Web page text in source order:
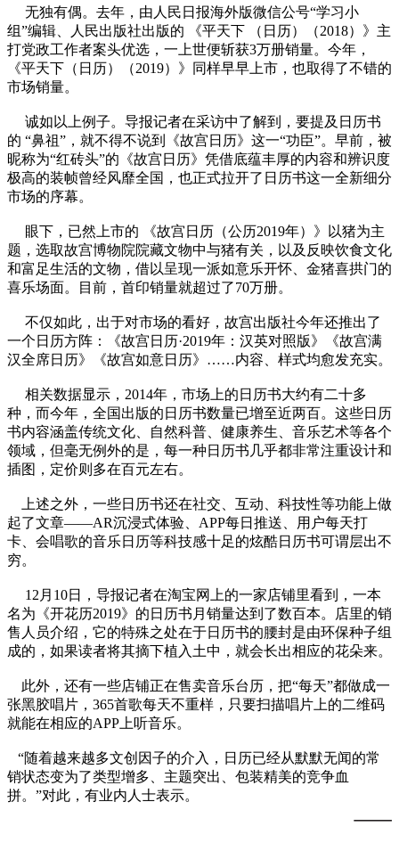
无独有偶。去年，由人民日报海外版微信公号“学习小
组”编辑、人民出版社出版的 《平天下 （日历）（2018）》主
打党政工作者案头优选，一上世便斩获3万册销量。今年，
《平天下（日历）（2019）》同样早早上市，也取得了不错的
市场销量。
诚如以上例子。导报记者在采访中了解到，要提及日历书
的 “鼻祖”，就不得不说到《故宫日历》这一“功臣”。早前，被
昵称为“红砖头”的《故宫日历》凭借底蕴丰厚的内容和辨识度
极高的装帧曾经风靡全国，也正式拉开了日历书这一全新细分
市场的序幕。
眼下，已然上市的 《故宫日历（公历2019年）》以猪为主
题，选取故宫博物院院藏文物中与猪有关，以及反映饮食文化
和富足生活的文物，借以呈现一派如意乐开怀、金猪喜拱门的
喜乐场面。目前，首印销量就超过了70万册。
不仅如此，出于对市场的看好，故宫出版社今年还推出了
一个日历方阵：《故宫日历·2019年：汉英对照版》《故宫满
汉全席日历》《故宫如意日历》……内容、样式均愈发充实。
相关数据显示，2014年，市场上的日历书大约有二十多
种，而今年，全国出版的日历书数量已增至近两百。这些日历
书内容涵盖传统文化、自然科普、健康养生、音乐艺术等各个
领域，但毫无例外的是，每一种日历书几乎都非常注重设计和
插图，定价则多在百元左右。
上述之外，一些日历书还在社交、互动、科技性等功能上做
起了文章——AR沉浸式体验、APP每日推送、用户每天打
卡、会唱歌的音乐日历等科技感十足的炫酷日历书可谓层出不
穷。
12月10日，导报记者在淘宝网上的一家店铺里看到，一本
名为《开花历2019》的日历书月销量达到了数百本。店里的销
售人员介绍，它的特殊之处在于日历书的腰封是由环保种子组
成的，如果读者将其摘下植入土中，就会长出相应的花朵来。
此外，还有一些店铺正在售卖音乐台历，把“每天”都做成一
张黑胶唱片，365首歌每天不重样，只要扫描唱片上的二维码
就能在相应的APP上听音乐。
“随着越来越多文创因子的介入，日历已经从默默无闻的常
销状态变为了类型增多、主题突出、包装精美的竞争血
拼。”对此，有业内人士表示。